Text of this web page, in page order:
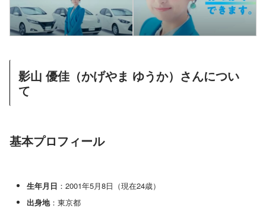
影山 優佳（かげやま ゆうか）さんについ
て
基本プロフィール
生年月日 ：2001年5月8日（現在24歳）
出身地：東京都